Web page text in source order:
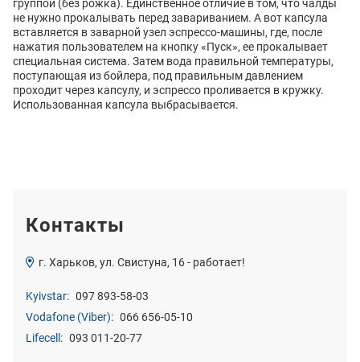
группой (без рожка). Единственное отличие в том, что чалды
не нужно прокалывать перед завариванием. А вот капсула
вставляется в заварной узел эспрессо-машины, где, после
нажатия пользователем на кнопку «Пуск», ее прокалывает
специальная система. Затем вода правильной температуры,
поступающая из бойлера, под правильным давлением
проходит через капсулу, и эспрессо проливается в кружку.
Использованная капсула выбрасывается.
Контакты
г. Харьков, ул. Свистуна, 16 - работает!
Kyivstar: 097 893-58-03
Vodafone (Viber): 066 656-05-10
Lifecell: 093 011-20-77